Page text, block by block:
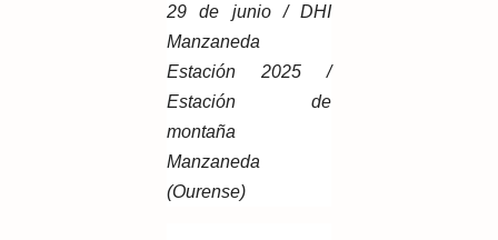
29 de junio / DHI
Manzaneda
Estación 2025 /
Estación de
montaña
Manzaneda
(Ourense)